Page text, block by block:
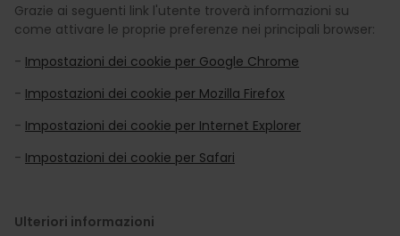
Grazie ai seguenti link l'utente troverà informazioni su
come attivare le proprie preferenze nei principali browser:
- Impostazioni dei cookie per Google Chrome
- Impostazioni dei cookie per Mozilla Firefox
- Impostazioni dei cookie per Internet Explorer
- Impostazioni dei cookie per Safari
Ulteriori informazioni